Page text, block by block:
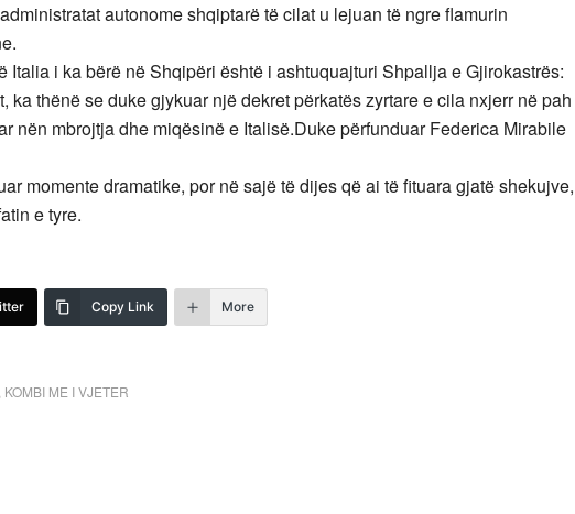
autonome shqiptarë të cilat u lejuan të ngre flamurin
Italia i ka bërë në Shqipëri është i ashtuquajturi Shpallja e Gjirokastrës:
ka thënë se duke gjykuar një dekret përkatës zyrtare e cila nxjerr në pah
nën mbrojtja dhe miqësinë e Italisë.Duke përfunduar Federica Mirabile
momente dramatike, por në sajë të dijes që ai të fituara gjatë shekujve,
e tyre.
Copy Link More
KOMBI ME I VJETER